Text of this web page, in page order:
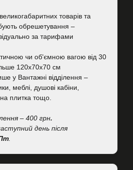
товарів та
обрешетування –
за тарифами
чи об'ємною вагою від 30
120х70х70 см
у Вантажні відділення –
меблі, душові кабіни,
плитка тощо.
– 400 грн.
день після